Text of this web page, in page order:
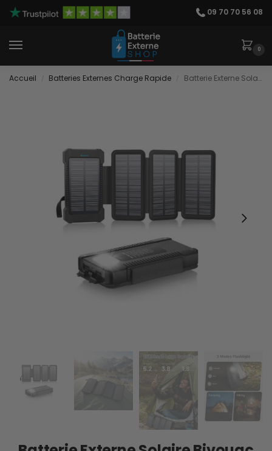
09 70 70 56 08
0
Accueil Batteries Externes Charge Rapide Batterie Externe Solaire Bivouac